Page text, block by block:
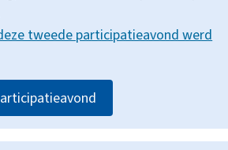
tweede participatieavond werd